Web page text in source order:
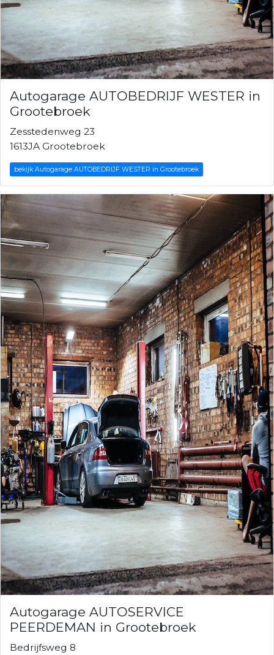
Autogarage AUTOBEDRIJF WESTER in
Grootebroek
Zesstedenweg 23
1613JA Grootebroek
bekijk Autogarage AUTOBEDRIJF WESTER in Grootebroek
Autogarage AUTOSERVICE
PEERDEMAN in Grootebroek
Bedrijfsweg 8